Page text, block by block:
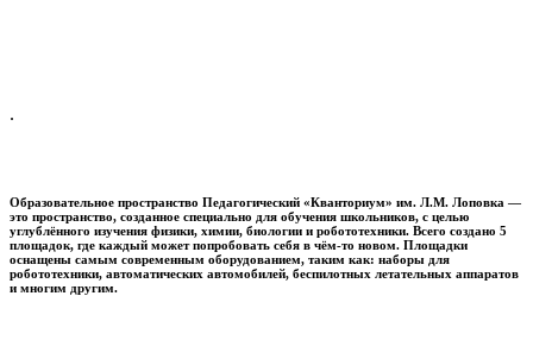
.
Образовательное пространство Педагогический «Кванториум» им. Л.М. Лоповка —
это пространство, созданное специально для обучения школьников, с целью
углублённого изучения физики, химии, биологии и робототехники. Всего создано 5
площадок, где каждый может попробовать себя в чём-то новом. Площадки
оснащены самым современным оборудованием, таким как: наборы для
робототехники, автоматических автомобилей, беспилотных летательных аппаратов
и многим другим.